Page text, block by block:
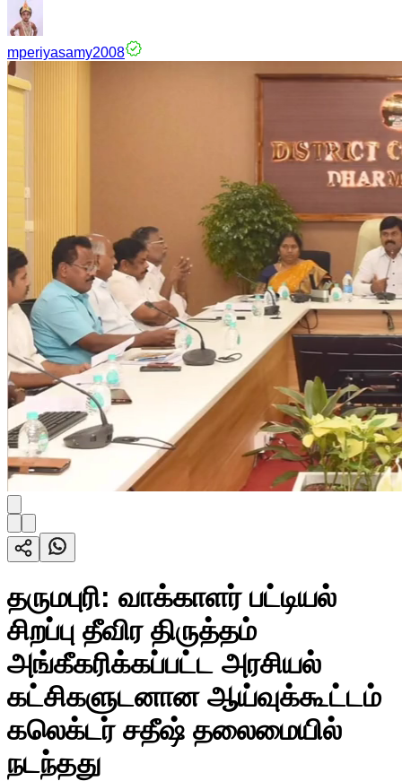
mperiyasamy2008
தருமபுரி: வாக்காளர் பட்டியல்
சிறப்பு தீவிர திருத்தம்
அங்கீகரிக்கப்பட்ட அரசியல்
கட்சிகளுடனான ஆய்வுக்கூட்டம்
கலெக்டர் சதீஷ் தலைமையில்
நடந்தது